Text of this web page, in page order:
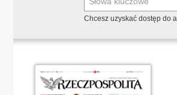
Chcesz uzyskać dostęp do